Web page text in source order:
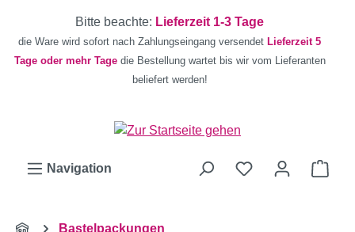
Zum Hauptinhalt springen
Bitte beachte: Lieferzeit 1-3 Tage
die Ware wird sofort nach Zahlungseingang versendet Lieferzeit 5
Tage oder mehr Tage die Bestellung wartet bis wir vom Lieferanten
beliefert werden!
Navigation
Bastelpackungen